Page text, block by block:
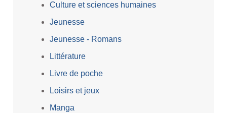
Culture et sciences humaines
Jeunesse
Jeunesse - Romans
Littérature
Livre de poche
Loisirs et jeux
Manga